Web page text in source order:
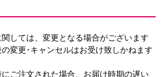
しては、変更となる場合がございます
変更･キャンセルはお受け致しかねます
ご注文された場合、お届け時期の遅い